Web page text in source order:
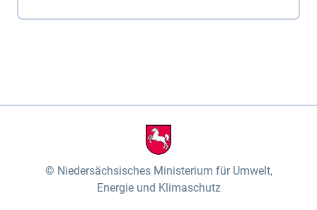
Niedersächsisches Ministerium für Umwelt,
Energie und Klimaschutz